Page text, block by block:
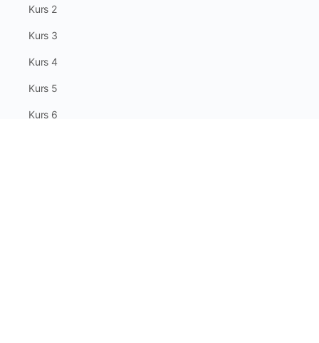
Kurs 2
Kurs 3
Kurs 4
Kurs 5
Kurs 6